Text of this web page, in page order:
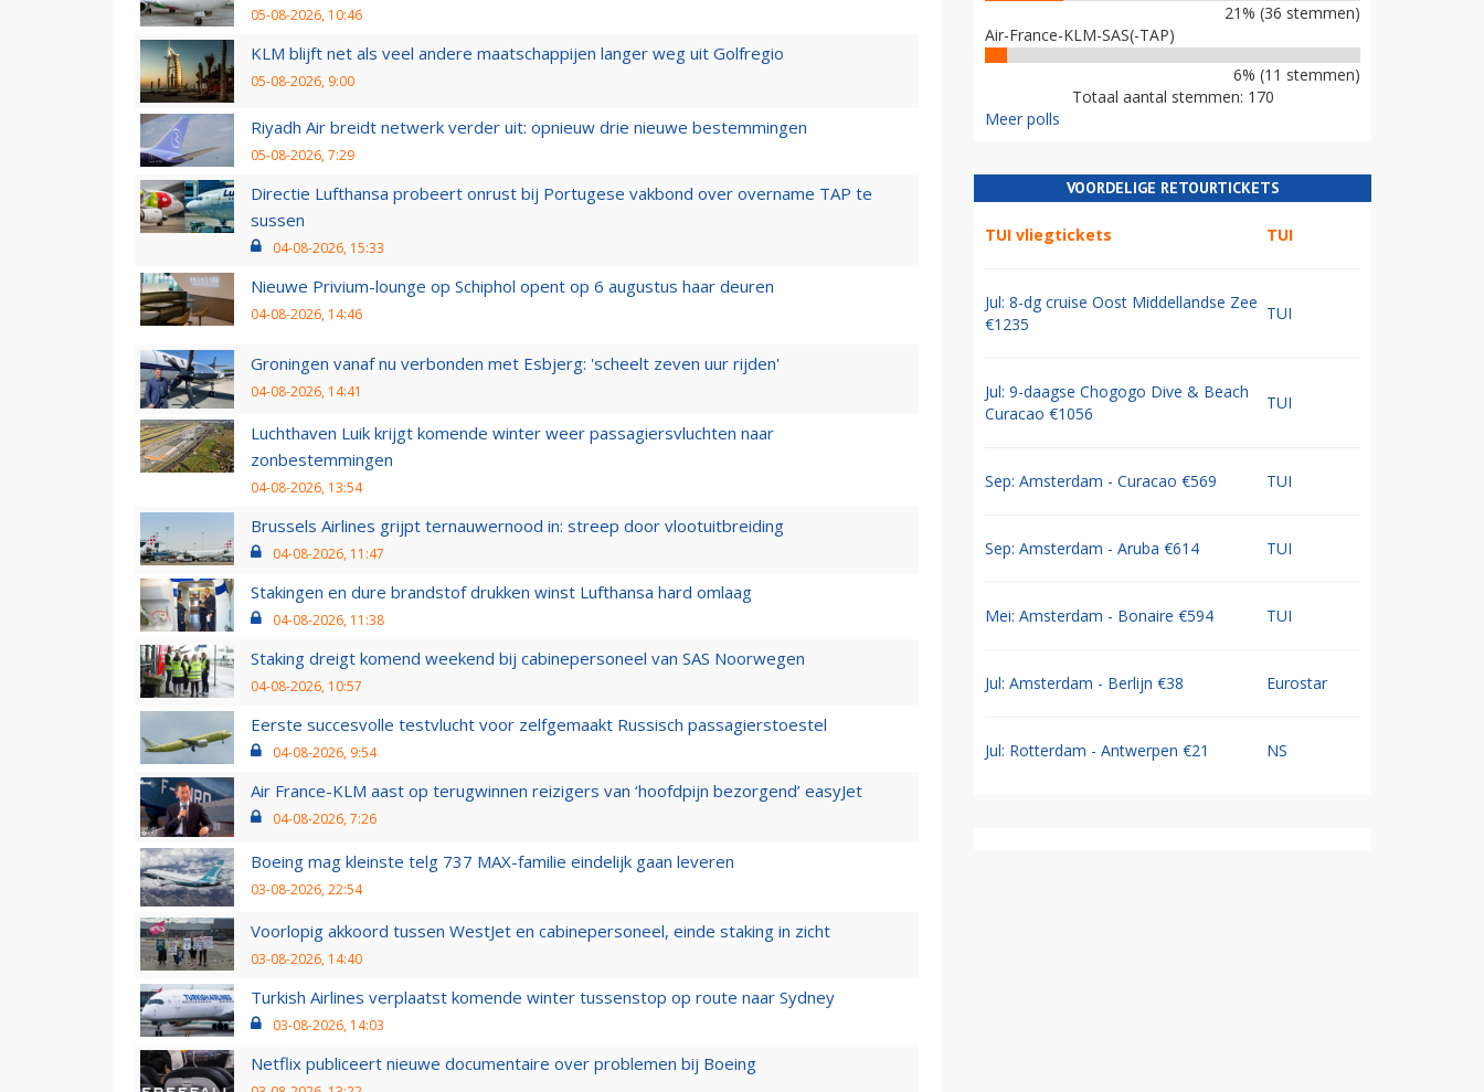
05-08-2026, 10:46
KLM blijft net als veel andere maatschappijen langer weg uit Golfregio
05-08-2026, 9:00
Riyadh Air breidt netwerk verder uit: opnieuw drie nieuwe bestemmingen
05-08-2026, 7:29
Directie Lufthansa probeert onrust bij Portugese vakbond over overname TAP te
sussen
04-08-2026, 15:33
Nieuwe Privium-lounge op Schiphol opent op 6 augustus haar deuren
04-08-2026, 14:46
Groningen vanaf nu verbonden met Esbjerg: 'scheelt zeven uur rijden'
04-08-2026, 14:41
Luchthaven Luik krijgt komende winter weer passagiersvluchten naar
zonbestemmingen
04-08-2026, 13:54
Brussels Airlines grijpt ternauwernood in: streep door vlootuitbreiding
04-08-2026, 11:47
Stakingen en dure brandstof drukken winst Lufthansa hard omlaag
04-08-2026, 11:38
Staking dreigt komend weekend bij cabinepersoneel van SAS Noorwegen
04-08-2026, 10:57
Eerste succesvolle testvlucht voor zelfgemaakt Russisch passagierstoestel
04-08-2026, 9:54
Air France-KLM aast op terugwinnen reizigers van ‘hoofdpijn bezorgend’ easyJet
04-08-2026, 7:26
Boeing mag kleinste telg 737 MAX-familie eindelijk gaan leveren
03-08-2026, 22:54
Voorlopig akkoord tussen WestJet en cabinepersoneel, einde staking in zicht
03-08-2026, 14:40
Turkish Airlines verplaatst komende winter tussenstop op route naar Sydney
03-08-2026, 14:03
Netflix publiceert nieuwe documentaire over problemen bij Boeing
21% (36 stemmen)
Air-France-KLM-SAS(-TAP)
6% (11 stemmen)
Totaal aantal stemmen: 170
Meer polls
VOORDELIGE RETOURTICKETS
TUI vliegtickets TUI
Jul: 8-dg cruise Oost Middellandse Zee
€1235
TUI
Jul: 9-daagse Chogogo Dive & Beach
Curacao €1056
TUI
Sep: Amsterdam - Curacao €569 TUI
Sep: Amsterdam - Aruba €614 TUI
Mei: Amsterdam - Bonaire €594 TUI
Jul: Amsterdam - Berlijn €38 Eurostar
Jul: Rotterdam - Antwerpen €21 NS